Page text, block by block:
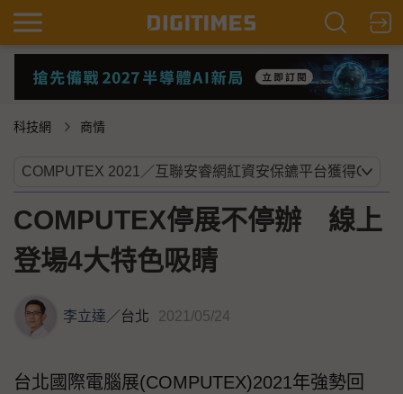
科技網 商情
COMPUTEX停展不停辦 線上
登場4大特色吸睛
李立達／台北 2021/05/24
台北國際電腦展(COMPUTEX)2021年強勢回